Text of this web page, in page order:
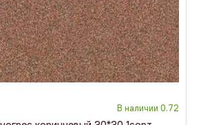
В наличии 0.72